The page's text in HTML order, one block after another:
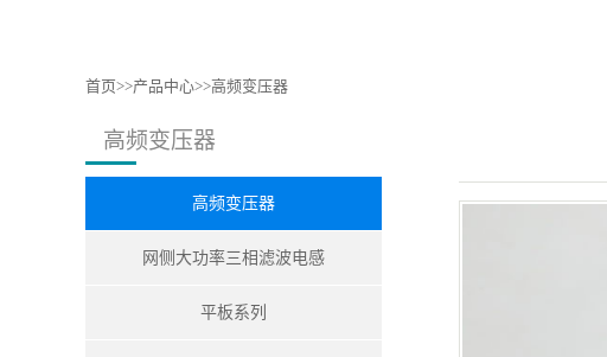
首页>>产品中心>>高频变压器
高频变压器
高频变压器
网侧大功率三相滤波电感
平板系列